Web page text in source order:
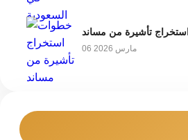
تأشيرة من مساند
06 مارس 2026